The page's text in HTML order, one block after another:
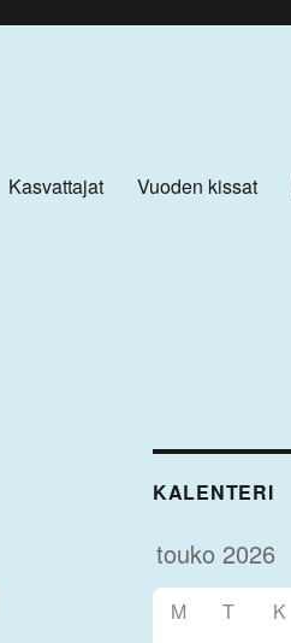
Kasvattajat Vuoden kissat
KALENTERI
M T K